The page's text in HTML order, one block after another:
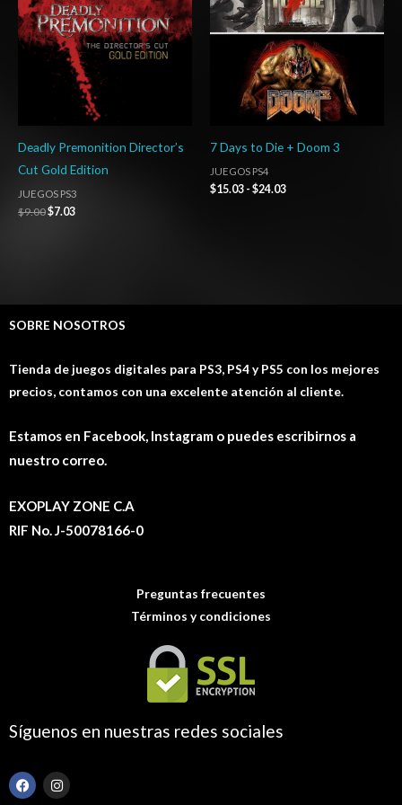
Deadly Premonition Director’s
Cut Gold Edition
JUEGOS PS3
$9.00$7.03
7 Days to Die + Doom 3
JUEGOS PS4
$15.03 - $24.03
$24.03
SOBRE NOSOTROS
Tienda de juegos digitales para PS3, PS4 y PS5 con los mejores
precios, contamos con una excelente atención al cliente.
Estamos en Facebook, Instagram o puedes escribirnos a
nuestro correo.
EXOPLAY ZONE C.A
RIF No. J-50078166-0
Preguntas frecuentes
Términos y condiciones
Síguenos en nuestras redes sociales
F
a
I
n